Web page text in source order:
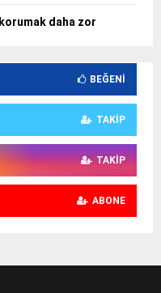
daha zor
BEĞENI
TAKIP
TAKIP
ABONE